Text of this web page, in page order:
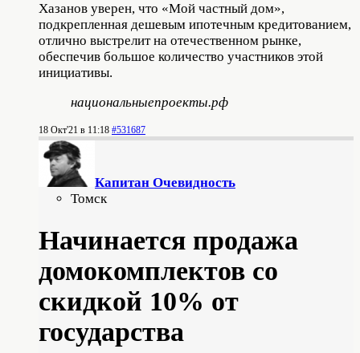
Хазанов уверен, что «Мой частный дом»,
подкрепленная дешевым ипотечным кредитованием,
отлично выстрелит на отечественном рынке,
обеспечив большое количество участников этой
инициативы.
национальныепроекты.рф
18 Окт'21 в 11:18 #531687
Капитан Очевидность
Томск
Начинается продажа
домокомплектов со
скидкой 10% от
государства